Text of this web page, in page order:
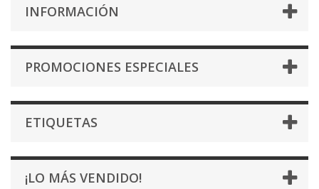
INFORMACIÓN
PROMOCIONES ESPECIALES
ETIQUETAS
¡LO MÁS VENDIDO!